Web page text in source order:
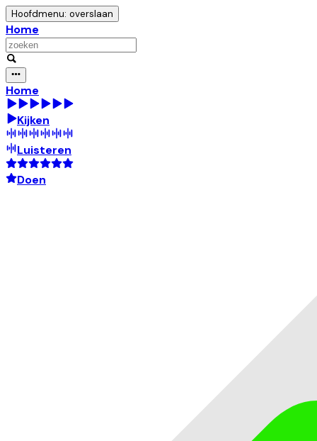
Hoofdmenu: overslaan
Home
Home
Kijken
Luisteren
Doen